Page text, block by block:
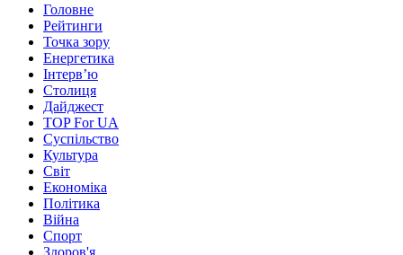
Головне
Рейтинги
Точка зору
Енергетика
Інтерв’ю
Столиця
Дайджест
TOP For UA
Суспiльство
Культура
Світ
Економіка
Політика
Війна
Спорт
Здоров'я